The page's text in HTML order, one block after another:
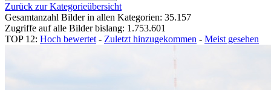
Zurück zur Kategorieübersicht
Gesamtanzahl Bilder in allen Kategorien: 35.157
Zugriffe auf alle Bilder bislang: 1.753.601
TOP 12: Hoch bewertet - Zuletzt hinzugekommen - Meist gesehen